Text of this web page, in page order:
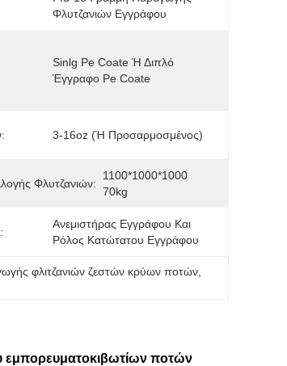
Φλυτζανιών Εγγράφου
Sinlg Pe Coate Ή Διπλό
Έγγραφο Pe Coate
3-16oz (ή Προσαρμοσμένος)
Φλυτζανιών:
1100*1000*1000
70kg
Ανεμιστήρας Εγγράφου Και
Ρόλος Κατώτατου Εγγράφου
φλιτζανιών ζεστών κρύων ποτών
εμπορευματοκιβωτίων ποτών